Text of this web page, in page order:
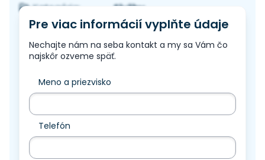
Kategória:
Služby
Pre viac informácií vyplňte údaje
Nechajte nám na seba kontakt a my sa Vám čo
najskôr ozveme späť.
Meno a priezvisko
Telefón